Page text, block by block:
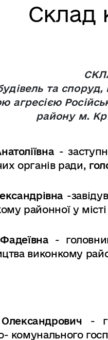
Склад
та споруд,
району м.
-
органів ради,
-
районної у
-
виконкому
-
комунального